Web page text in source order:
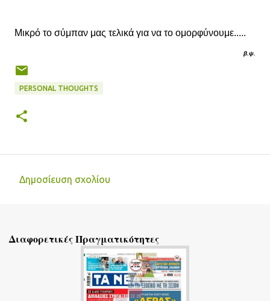
Μικρό το σύμπαν μας τελικά για να το ομορφύνουμε.....
β.ψ
PERSONAL THOUGHTS
λ
Δημοσίευση σχολίου
Διαφορετικές Πραγματικότητες